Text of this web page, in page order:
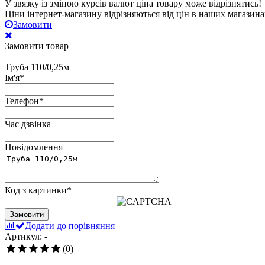
У звязку із зміною курсів валют ціна товару може відрізнятись!
Ціни інтернет-магазину відрізняються від цін в наших
Замовити
Замовити товар
Труба 110/0,25м
Ім'я*
Телефон*
Час дзвінка
Повідомлення
Код з картинки*
Замовити
Додати до порівняння
Артикул: -
(0)